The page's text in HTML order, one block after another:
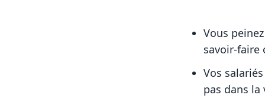
Vous
savoir-faire
Vos
pas dans